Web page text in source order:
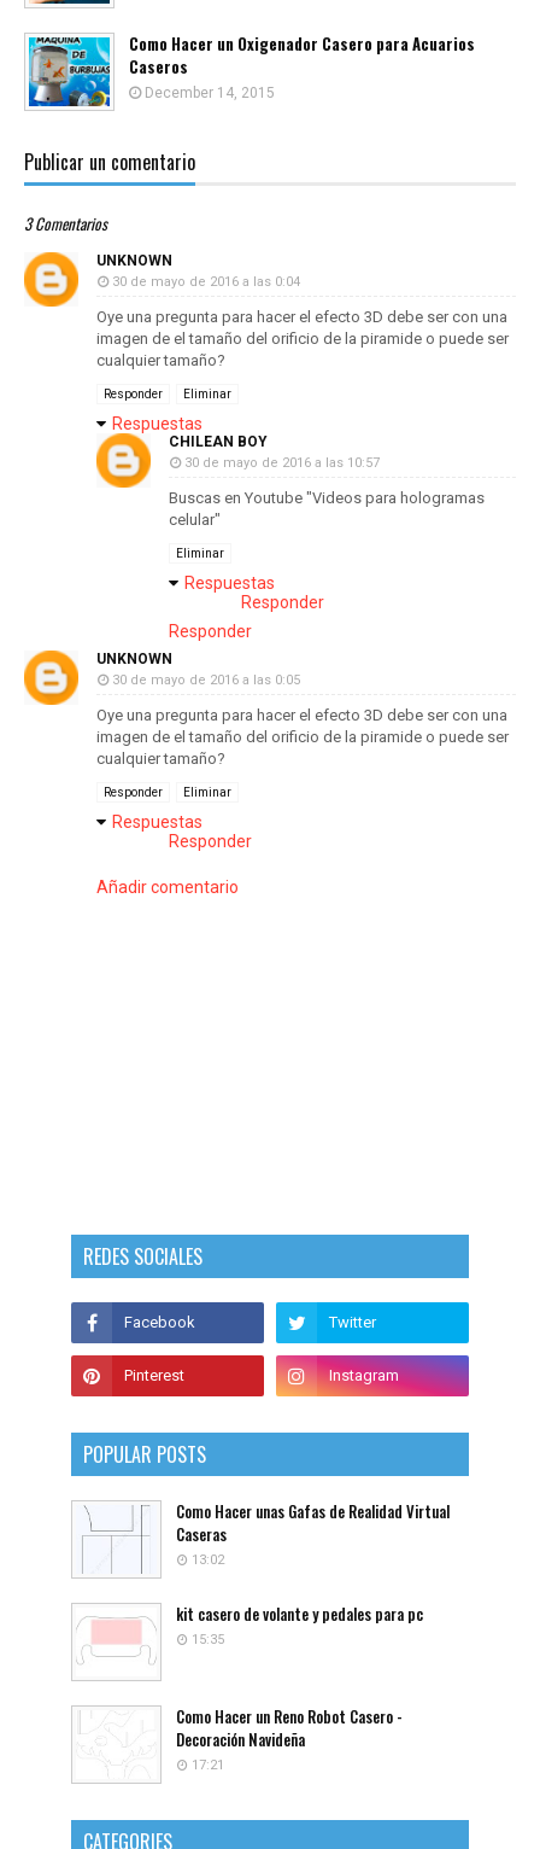
Como Hacer un Oxigenador Casero para Acuarios
Caseros
December 14, 2015
Publicar un comentario
3 Comentarios
UNKNOWN
30 de mayo de 2016 a las 0:04
Oye una pregunta para hacer el efecto 3D debe ser con una
imagen de el tamaño del orificio de la piramide o puede ser
cualquier tamaño?
Responder Eliminar
Respuestas
CHILEAN BOY
30 de mayo de 2016 a las 10:57
Buscas en Youtube "Videos para hologramas
celular"
Eliminar
Respuestas
Responder
Responder
UNKNOWN
30 de mayo de 2016 a las 0:05
Oye una pregunta para hacer el efecto 3D debe ser con una
imagen de el tamaño del orificio de la piramide o puede ser
cualquier tamaño?
Responder Eliminar
Respuestas
Responder
Añadir comentario
REDES SOCIALES
POPULAR POSTS
Como Hacer unas Gafas de Realidad Virtual
Caseras
13:02
kit casero de volante y pedales para pc
15:35
Como Hacer un Reno Robot Casero -
Decoración Navideña
17:21
CATEGORIES